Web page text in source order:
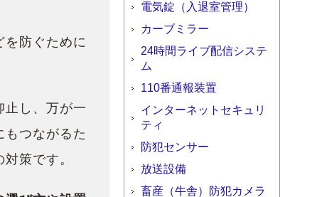
を防ぐために
止し、万が一
もつながるた
策です。
電気錠（入退室管理）
カーブミラー
24時間ライブ配信システ
ム
110番通報装置
インターネットセキュリ
ティ
防犯センサー
放送設備
畜産（牛舎）防犯カメラ